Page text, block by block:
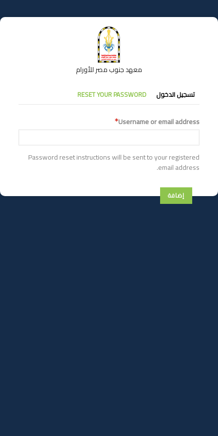
إلى
المحتوى
معهد جنوب مصر للأورام
التبويبات
الأساسية
تسجيل الدخول RESET YOUR PASSWORD
Username or email address
Password reset instructions will be sent to your registered
email address.